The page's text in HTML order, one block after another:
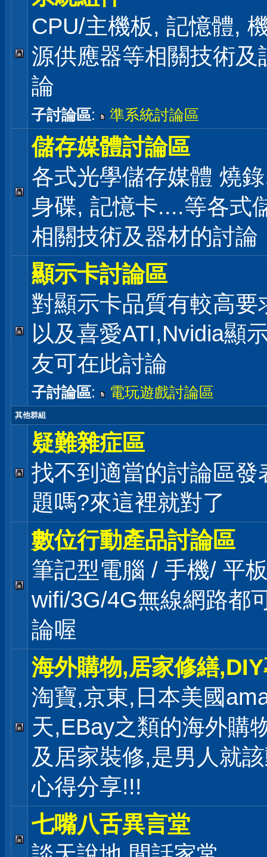
CPU/主機板, 記憶體,
源供應器等相關技術及
論
子討論區: 準系統討論區
儲存媒體討論區
各式光學儲存媒體 燒
身碟, 記憶卡....等各式
相關技術及器材的討論
顯示卡討論區
對顯示卡品質有較高要
以及喜愛ATI,Nvidia顯
友可在此討論
子討論區: 電玩遊戲討論區
其他群組
疑難雜症區
找不到適當的討論區發
題嗎?來這裡就對了
數位行動產品討論區
筆記型電腦 / 手機/ 平
wifi/3G/4G無線網路都
論喔
海外購物,居家修繕
淘寶,京東,日本美國
天,EBay之類的海外購
及居家裝修,是男人就
心得分享!!!
七嘴八舌異言堂